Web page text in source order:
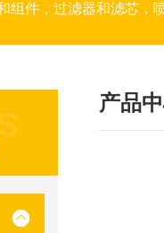
组件，过滤器和滤芯，
产品